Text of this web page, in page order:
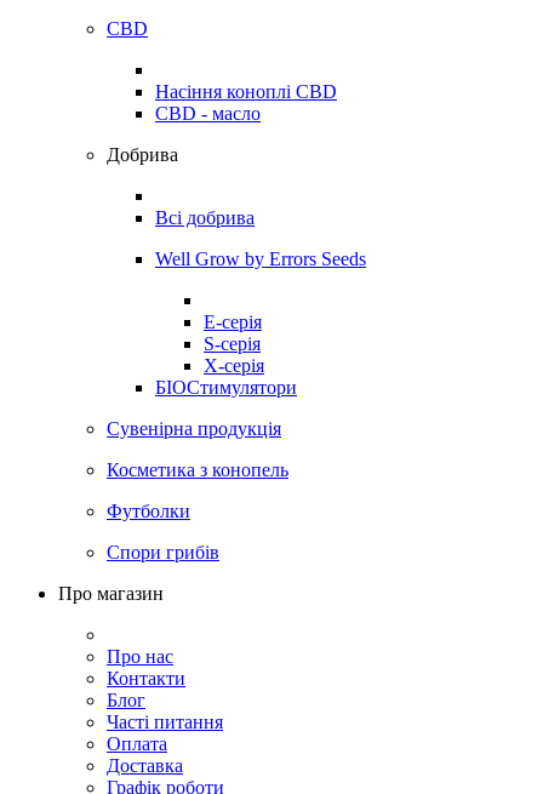
CBD
Насіння коноплі CBD
CBD - масло
Добрива
Всі добрива
Well Grow by Errors Seeds
E-серія
S-серія
X-серія
БІОСтимулятори
Сувенірна продукція
Косметика з конопель
Футболки
Спори грибів
Про магазин
Про нас
Контакти
Блог
Часті питання
Оплата
Доставка
Графік роботи